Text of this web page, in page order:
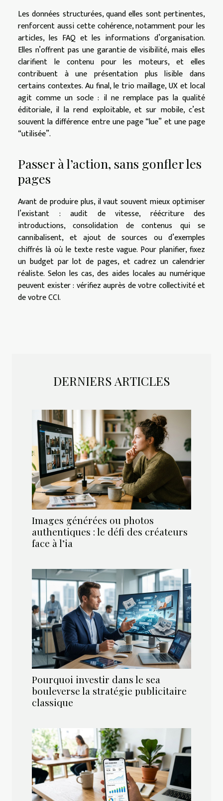
Les données structurées, quand elles sont pertinentes,
renforcent aussi cette cohérence, notamment pour les
articles, les FAQ et les informations d’organisation.
Elles n’offrent pas une garantie de visibilité, mais elles
clarifient le contenu pour les moteurs, et elles
contribuent à une présentation plus lisible dans
certains contextes. Au final, le trio maillage, UX et local
agit comme un socle : il ne remplace pas la qualité
éditoriale, il la rend exploitable, et sur mobile, c’est
souvent la différence entre une page “lue” et une page
“utilisée”.
Passer à l’action, sans gonfler les
pages
Avant de produire plus, il vaut souvent mieux optimiser
l’existant : audit de vitesse, réécriture des
introductions, consolidation de contenus qui se
cannibalisent, et ajout de sources ou d’exemples
chiffrés là où le texte reste vague. Pour planifier, fixez
un budget par lot de pages, et cadrez un calendrier
réaliste. Selon les cas, des aides locales au numérique
peuvent exister : vérifiez auprès de votre collectivité et
de votre CCI.
DERNIERS ARTICLES
Images générées ou photos
authentiques : le défi des créateurs
face à l’ia
Pourquoi investir dans le sea
bouleverse la stratégie publicitaire
classique